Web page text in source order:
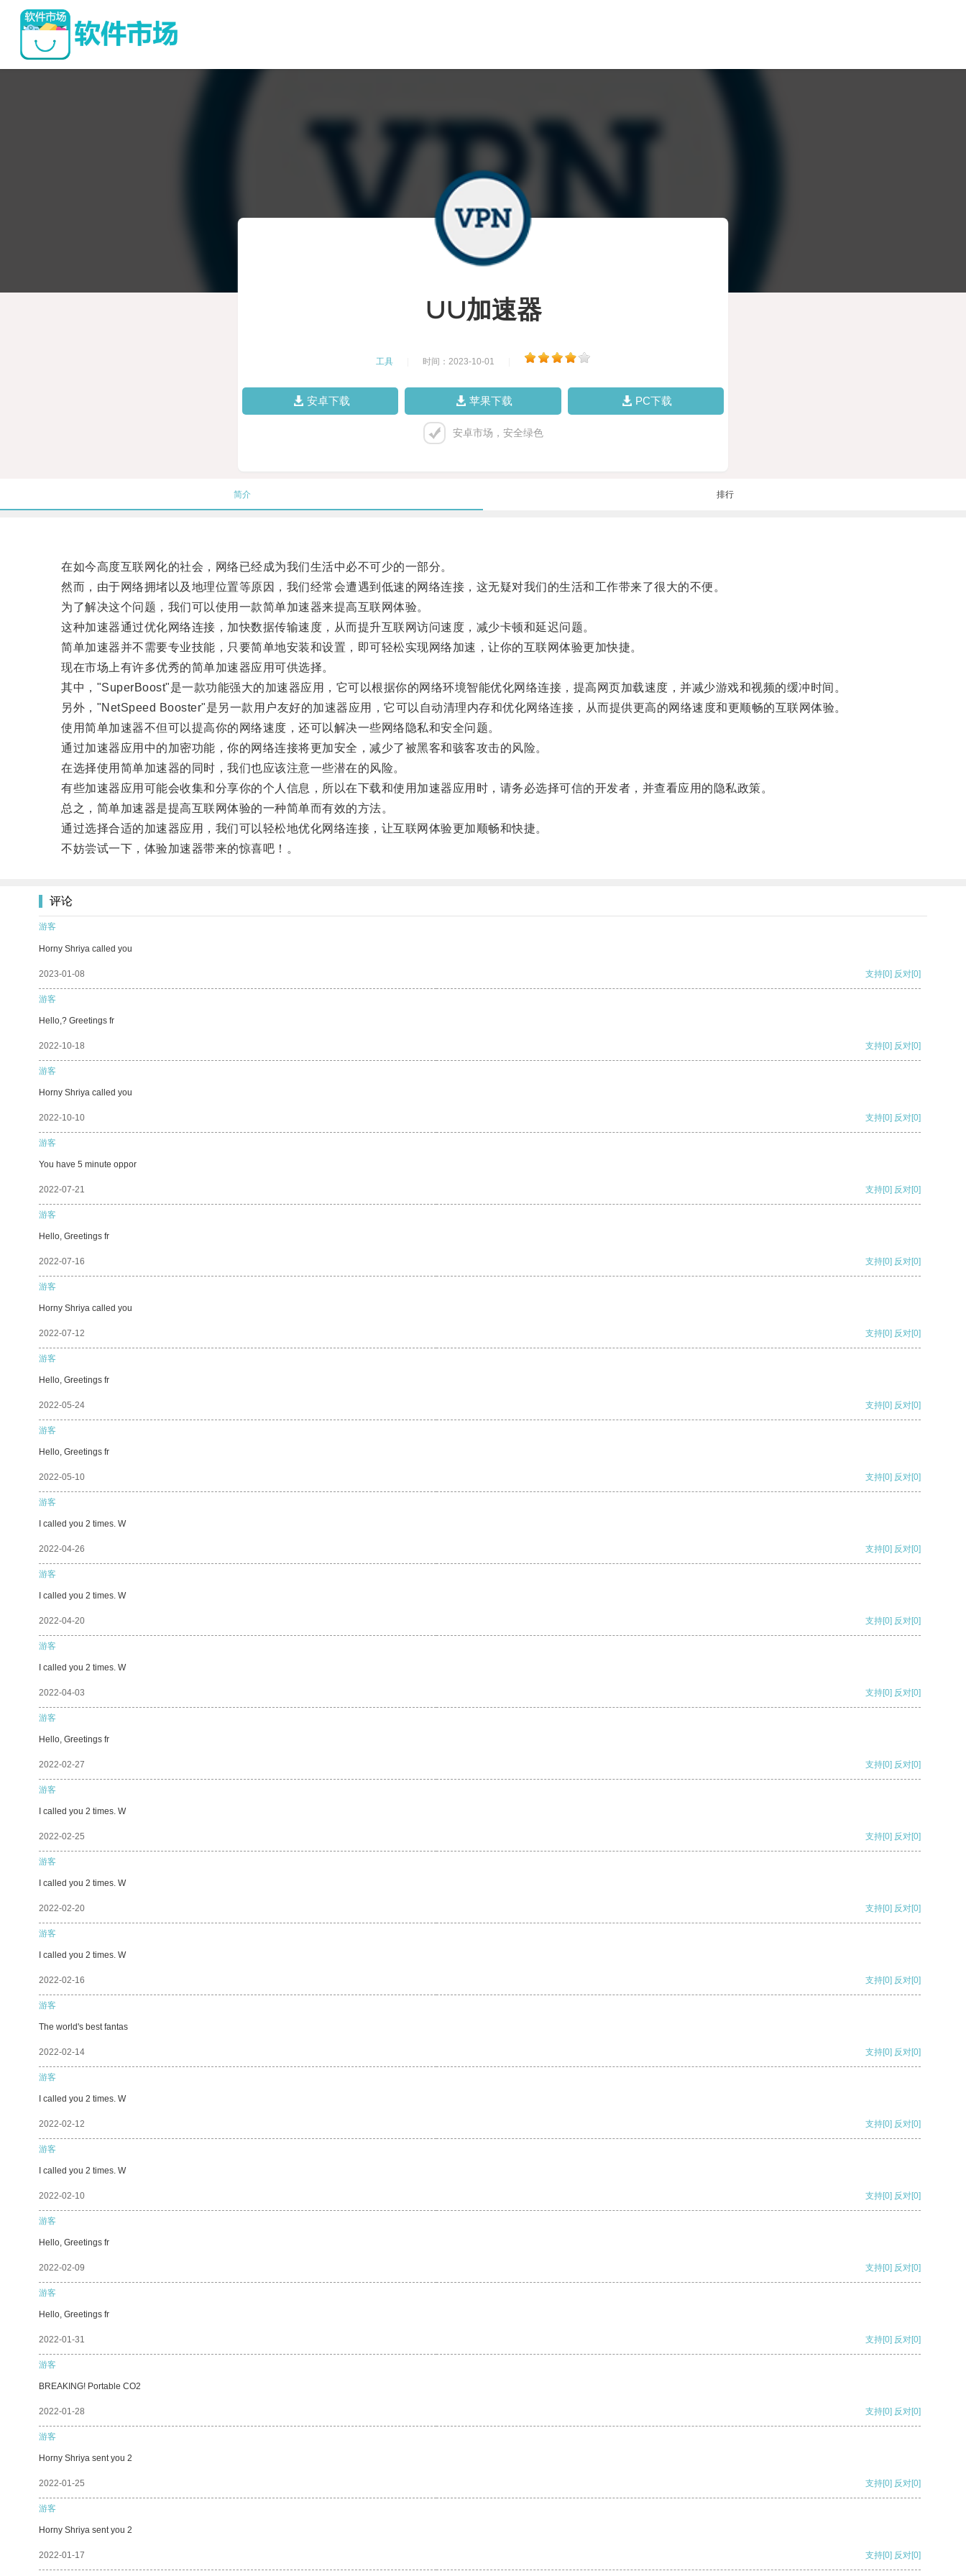
∪∪加速器
工具 时间：2023-10-01
安卓下载 苹果下载 PC下载
安卓市场，安全绿色
简介 排行
在如今高度互联网化的社会，网络已经成为我们生活中必不可少的一部分。
然而，由于网络拥堵以及地理位置等原因，我们经常会遭遇到低速的网络连接，这无疑对我们的生活和工作带来了很大的不便。
为了解决这个问题，我们可以使用一款简单加速器来提高互联网体验。
这种加速器通过优化网络连接，加快数据传输速度，从而提升互联网访问速度，减少卡顿和延迟问题。
简单加速器并不需要专业技能，只要简单地安装和设置，即可轻松实现网络加速，让你的互联网体验更加快捷。
现在市场上有许多优秀的简单加速器应用可供选择。
其中，"SuperBoost"是一款功能强大的加速器应用，它可以根据你的网络环境智能优化网络连接，提高网页加载速度，并减少游戏和视频的缓冲时间。
另外，"NetSpeed Booster"是另一款用户友好的加速器应用，它可以自动清理内存和优化网络连接，从而提供更高的网络速度和更顺畅的互联网体验。
使用简单加速器不但可以提高你的网络速度，还可以解决一些网络隐私和安全问题。
通过加速器应用中的加密功能，你的网络连接将更加安全，减少了被黑客和骇客攻击的风险。
在选择使用简单加速器的同时，我们也应该注意一些潜在的风险。
有些加速器应用可能会收集和分享你的个人信息，所以在下载和使用加速器应用时，请务必选择可信的开发者，并查看应用的隐私政策。
总之，简单加速器是提高互联网体验的一种简单而有效的方法。
通过选择合适的加速器应用，我们可以轻松地优化网络连接，让互联网体验更加顺畅和快捷。
不妨尝试一下，体验加速器带来的惊喜吧！。
评论
游客
Horny Shriya called you
2023-01-08 支持[0] 反对[0]
游客
Hello,? Greetings fr
2022-10-18 支持[0] 反对[0]
游客
Horny Shriya called you
2022-10-10 支持[0] 反对[0]
游客
You have 5 minute oppor
2022-07-21 支持[0] 反对[0]
游客
Hello, Greetings fr
2022-07-16 支持[0] 反对[0]
游客
Horny Shriya called you
2022-07-12 支持[0] 反对[0]
游客
Hello, Greetings fr
2022-05-24 支持[0] 反对[0]
游客
Hello, Greetings fr
2022-05-10 支持[0] 反对[0]
游客
I called you 2 times. W
2022-04-26 支持[0] 反对[0]
游客
I called you 2 times. W
2022-04-20 支持[0] 反对[0]
游客
I called you 2 times. W
2022-04-03 支持[0] 反对[0]
游客
Hello, Greetings fr
2022-02-27 支持[0] 反对[0]
游客
I called you 2 times. W
2022-02-25 支持[0] 反对[0]
游客
I called you 2 times. W
2022-02-20 支持[0] 反对[0]
游客
I called you 2 times. W
2022-02-16 支持[0] 反对[0]
游客
The world's best fantas
2022-02-14 支持[0] 反对[0]
游客
I called you 2 times. W
2022-02-12 支持[0] 反对[0]
游客
I called you 2 times. W
2022-02-10 支持[0] 反对[0]
游客
Hello, Greetings fr
2022-02-09 支持[0] 反对[0]
游客
Hello, Greetings fr
2022-01-31 支持[0] 反对[0]
游客
BREAKING! Portable CO2
2022-01-28 支持[0] 反对[0]
游客
Horny Shriya sent you 2
2022-01-25 支持[0] 反对[0]
游客
Horny Shriya sent you 2
2022-01-17 支持[0] 反对[0]